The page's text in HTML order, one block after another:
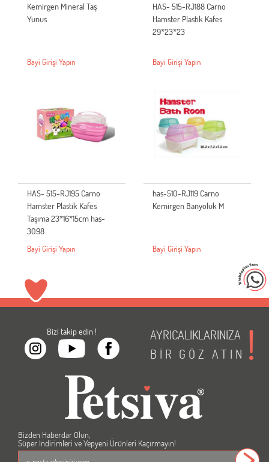
Kemirgen Mineral Taş
Yunus
Bayi Girişi Yapın
HAS- 515-RJ188 Carno
Hamster Plastik Kafes
29*23*23
Bayi Girişi Yapın
HAS- 515-RJ195 Carno
Hamster Plastik Kafes
Taşıma 23*16*15cm has-
3098
Bayi Girişi Yapın
has-510-RJ119 Carno
Kemirgen Banyoluk M
Bayi Girişi Yapın
Bizi takip edin !
AYRICALIKLARINIZA
BİR GÖZ ATIN
Bizden Haberdar Olun,
Süper İndirimleri ve Yepyeni Ürünleri Kaçırmayın!